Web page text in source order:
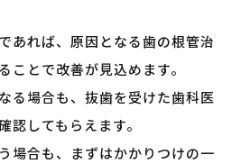
あれば、原因となる歯の根管治
ことで改善が見込めます。
る場合も、抜歯を受けた歯科医
認してもらえます。
場合も、まずはかかりつけの一